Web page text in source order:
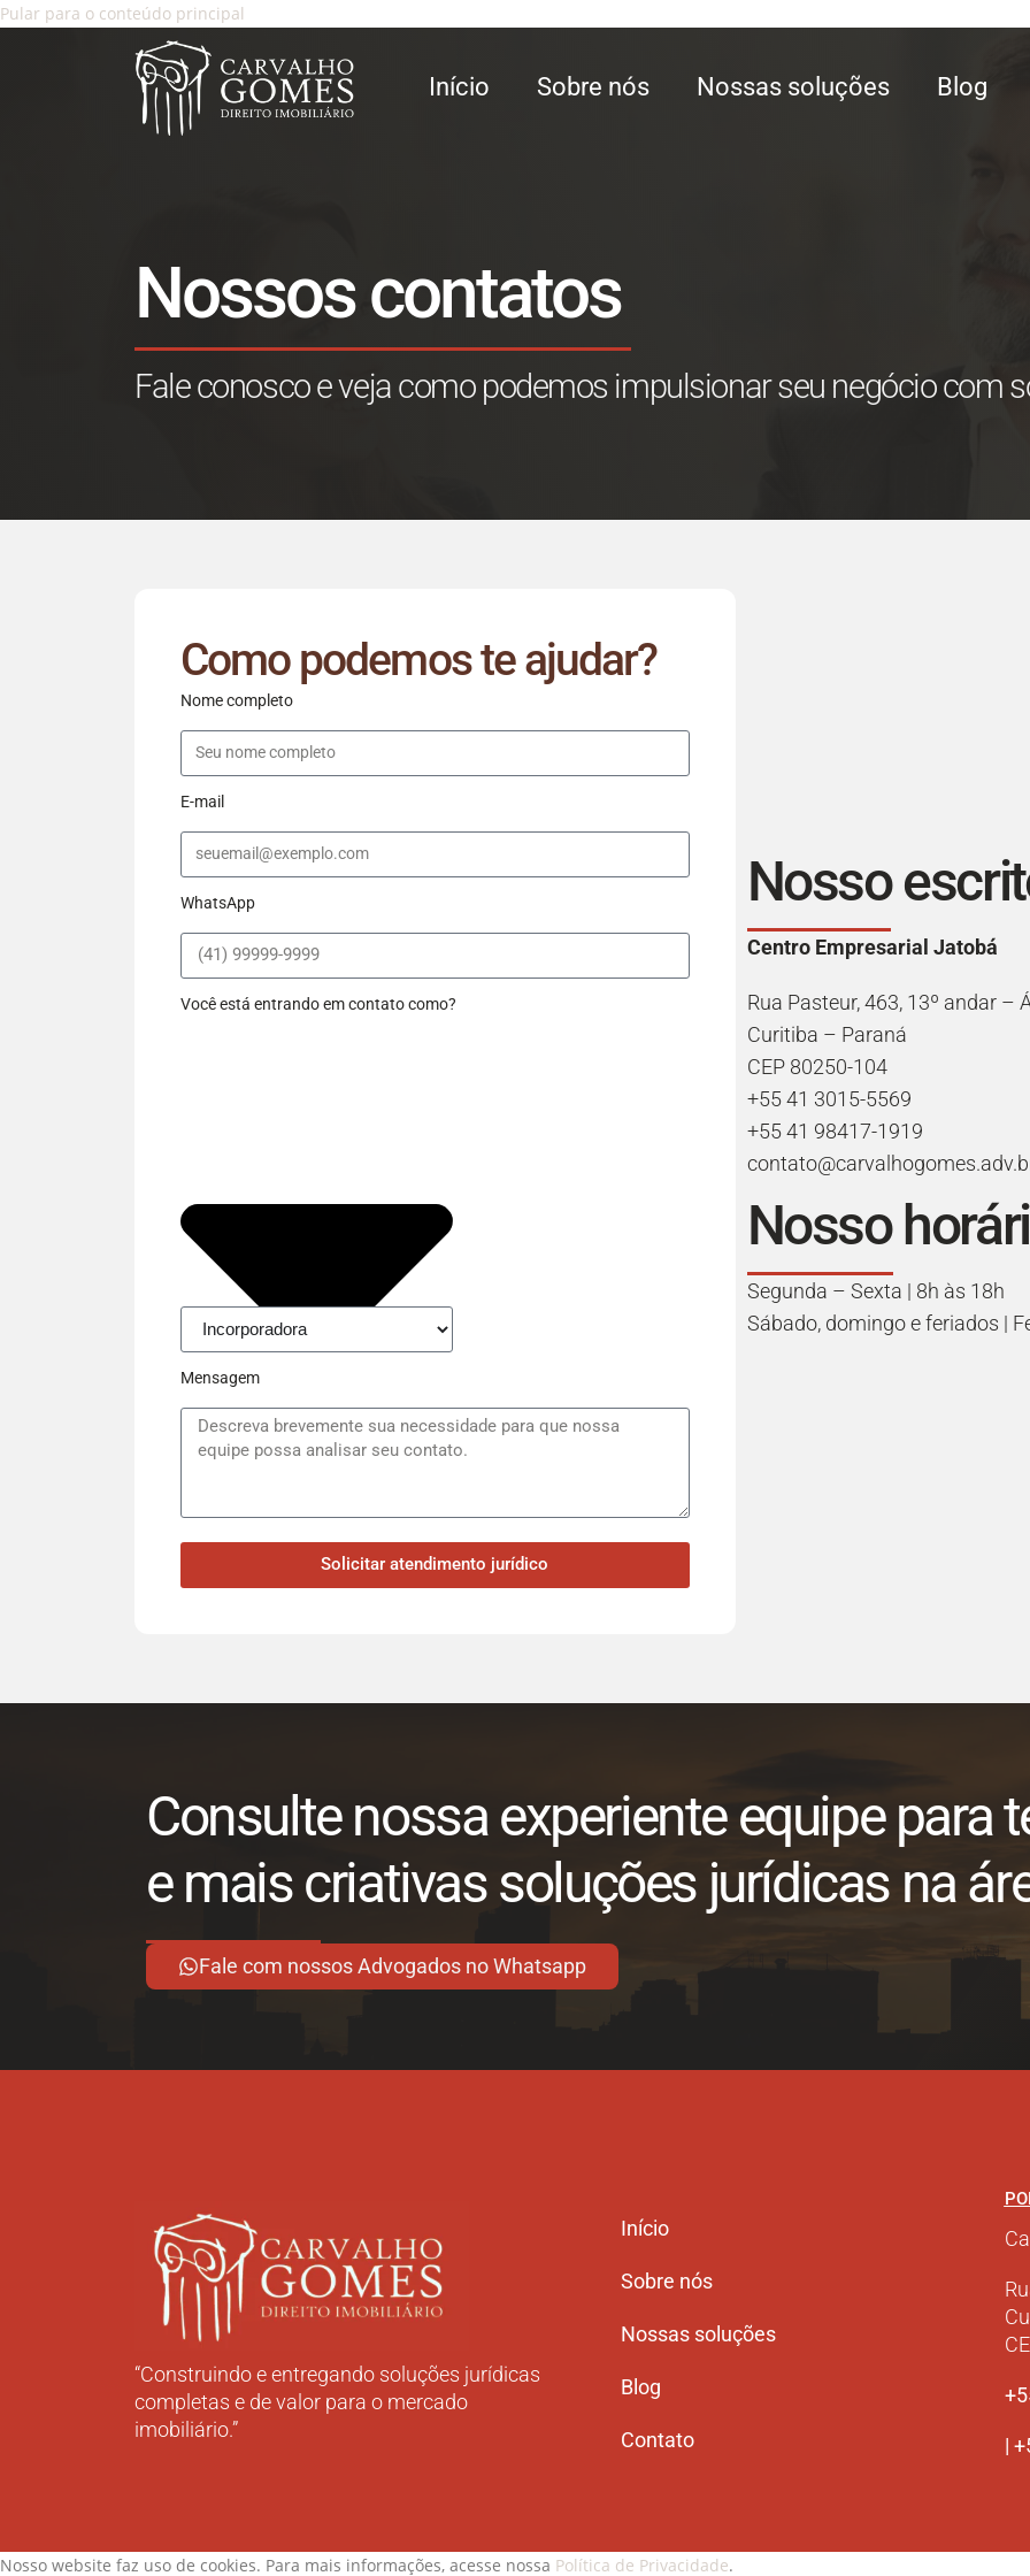
Pular para o conteúdo principal
Início Sobre nós Nossas soluções Blog
Nossos contatos
Fale conosco e veja como podemos impulsionar seu negócio com
Como podemos te ajudar?
Nome completo
E-mail
WhatsApp
Você está entrando em contato como?
Mensagem
Solicitar atendimento jurídico
Nosso
Centro Empresarial Jatobá
Rua Pasteur, 463, 13º andar –
Curitiba – Paraná
CEP 80250-104
+55 41 3015-5569
+55 41 98417-1919
Nosso
Segunda – Sexta | 8h às 18h
Sábado, domingo e feriados |
Consulte nossa experiente equipe para
e mais criativas soluções jurídicas na
Fale com nossos Advogados no Whatsapp
“Construindo e entregando soluções jurídicas
completas e de valor para o mercado
imobiliário.”
Início
Sobre nós
Nossas soluções
Blog
Contato |
Nosso website faz uso de cookies. Para mais informações, acesse nossa Política de Privacidade.